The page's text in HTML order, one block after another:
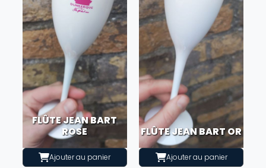
FLÛTE JEAN BART
ROSE
Ajouter au panier
FLÛTE JEAN BART OR
Ajouter au panier